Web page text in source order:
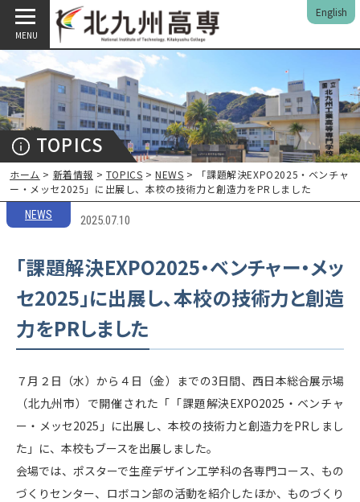
MENU
English
TOPICS
ホーム > 新着情報 > TOPICS >NEWS > 「課題解決EXPO2025・ベンチャ
ー・メッセ2025」に出展し、本校の技術力と創造力をPRしました
NEWS 2025.07.10
「課題解決EXPO2025・ベンチャー・メッ
セ2025」に出展し、本校の技術力と創造
力をPRしました
７月２日（水）から４日（金）までの3日間、西日本総合展示場
（北九州市）で開催された「「課題解決EXPO2025・ベンチャ
ー・メッセ2025」に出展し、本校の技術力と創造力をPRしまし
た」に、本校もブースを出展しました。
会場では、ポスターで生産デザイン工学科の各専門コース、もの
づくりセンター、ロボコン部の活動を紹介したほか、ものづくり